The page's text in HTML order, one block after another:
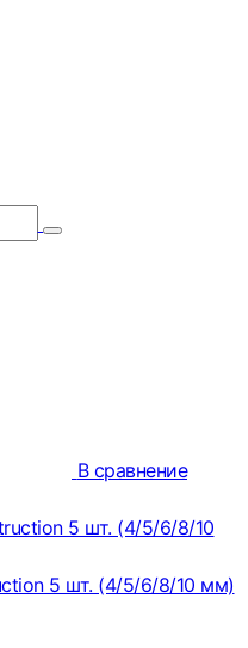
В сравнение
5 шт. (4/5/6/8/10 мм)